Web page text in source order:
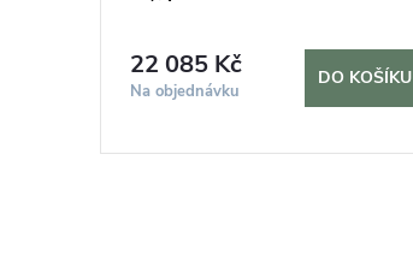
22 085 Kč
Na objednávku
DO KOŠÍKU